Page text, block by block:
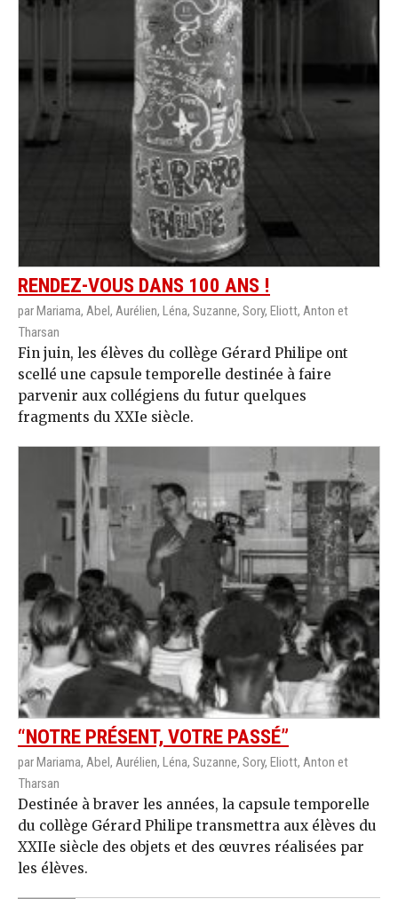
RENDEZ-VOUS DANS 100 ANS !
par Mariama, Abel, Aurélien, Léna, Suzanne, Sory, Eliott, Anton et
Tharsan
Fin juin, les élèves du collège Gérard Philipe ont
scellé une capsule temporelle destinée à faire
parvenir aux collégiens du futur quelques
fragments du XXIe siècle.
“NOTRE PRÉSENT, VOTRE PASSÉ”
par Mariama, Abel, Aurélien, Léna, Suzanne, Sory, Eliott, Anton et
Tharsan
Destinée à braver les années, la capsule temporelle
du collège Gérard Philipe transmettra aux élèves du
XXIIe siècle des objets et des œuvres réalisées par
les élèves.